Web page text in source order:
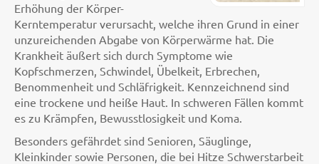
Erhöhung der Körper-
Kerntemperatur verursacht, welche ihren Grund in einer
unzureichenden Abgabe von Körperwärme hat. Die
Krankheit äußert sich durch Symptome wie
Kopfschmerzen, Schwindel, Übelkeit, Erbrechen,
Benommenheit und Schläfrigkeit. Kennzeichnend sind
eine trockene und heiße Haut. In schweren Fällen kommt
es zu Krämpfen, Bewusstlosigkeit und Koma.
Besonders gefährdet sind Senioren, Säuglinge,
Kleinkinder sowie Personen, die bei Hitze Schwerstarbeit